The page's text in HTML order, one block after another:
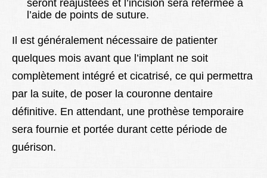
seront réajustées et l’incision sera refermée à
l’aide de points de suture.
Il est généralement nécessaire de patienter
quelques mois avant que l’implant ne soit
complètement intégré et cicatrisé, ce qui permettra
par la suite, de poser la couronne dentaire
définitive. En attendant, une prothèse temporaire
sera fournie et portée durant cette période de
guérison.